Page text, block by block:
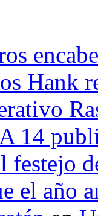
Hank
14
festejo
el año